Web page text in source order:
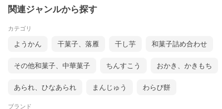
関連ジャンルから探す
カテゴリ
ようかん 干菓子、落雁 干し芋 和菓子詰め合わせ
その他和菓子、中華菓子 ちんすこう おかき、かきもち
あられ、ひなあられ まんじゅう わらび餅
ブランド